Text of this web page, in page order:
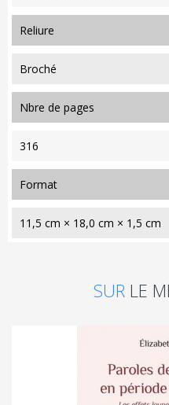
reliure
Broché
nbre de pages
316
format
11,5 cm × 18,0 cm × 1,5 cm
SUR LE